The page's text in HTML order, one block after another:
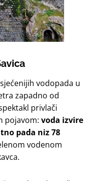
vodopada u
zapadno od
privlači
pojavom: voda izvire
pada niz 78
vodenom